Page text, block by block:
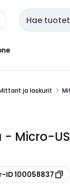
Haku
ja laskurit
Micro-
ID 100058837